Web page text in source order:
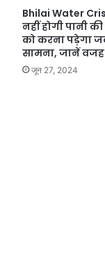
Bhilai Water
नहीं होगी पानी
को करना पड़ेगा
सामना, जानें वजह
जून 27, 2024